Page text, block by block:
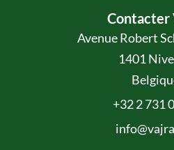
Contacter
Avenue Robert
1401
+32 2 731